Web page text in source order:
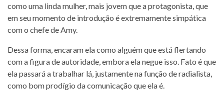
como uma linda mulher, mais jovem que a protagonista, que
em seu momento de introdução é extremamente simpática
com o chefe de Amy.
Dessa forma, encaram ela como alguém que está flertando
com a figura de autoridade, embora ela negue isso. Fato é que
ela passará a trabalhar lá, justamente na função de radialista,
como bom prodígio da comunicação que ela é.